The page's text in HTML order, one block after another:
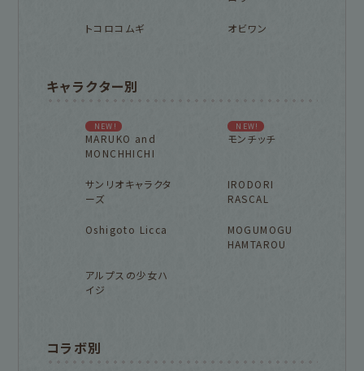
トコロコムギ オビワン
キャラクター別
NEW!
MARUKO and
MONCHHICHI
NEW!
モンチッチ
サンリオキャラクタ
ーズ
IRODORI
RASCAL
Oshigoto Licca
MOGUMOGU
HAMTAROU
アルプスの少女ハ
イジ
コラボ別